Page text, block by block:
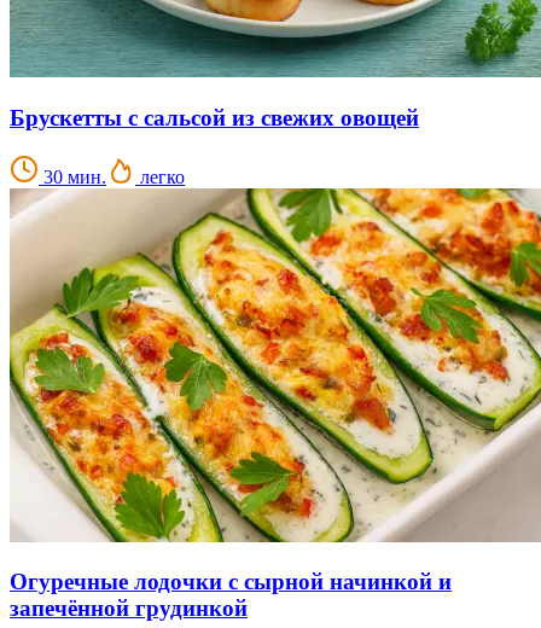
Брускетты с сальсой из свежих овощей
30 мин. легко
Огуречные лодочки с сырной начинкой и
запечённой грудинкой